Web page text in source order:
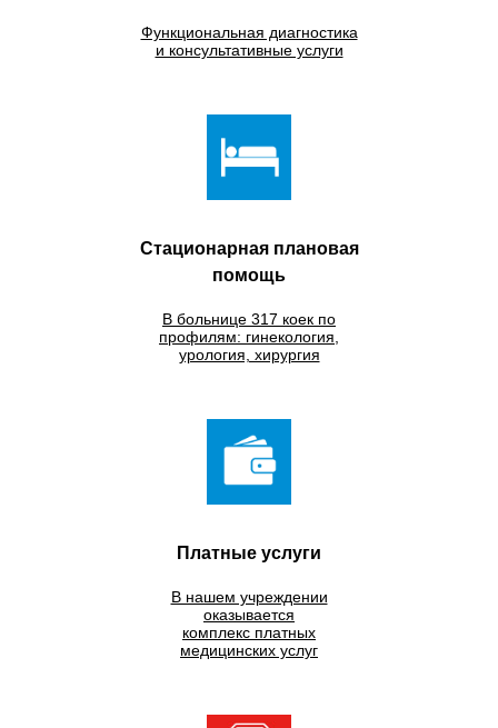
Функциональная диагностика
и консультативные услуги
Стационарная плановая
помощь
В больнице 317 коек по
профилям: гинекология,
урология, хирургия
Платные услуги
В нашем учреждении
оказывается
комплекс платных
медицинских услуг